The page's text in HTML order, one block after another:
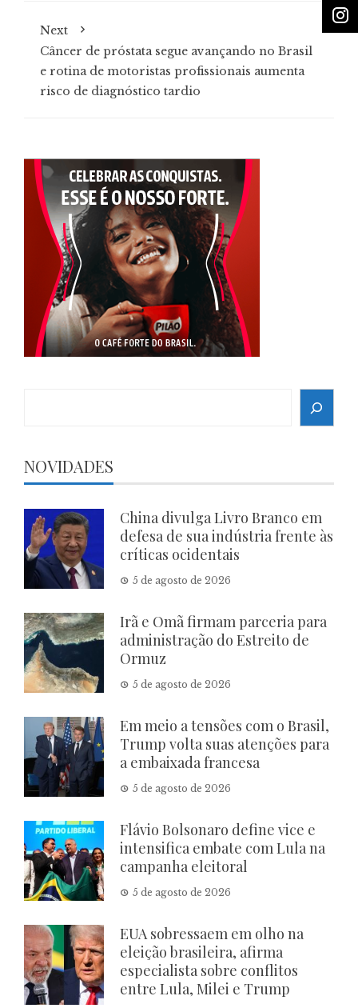
Next
Câncer de próstata segue avançando no Brasil
e rotina de motoristas profissionais aumenta
risco de diagnóstico tardio
NOVIDADES
China divulga Livro Branco em
defesa de sua indústria frente às
críticas ocidentais
5 de agosto de 2026
Irã e Omã firmam parceria para
administração do Estreito de
Ormuz
5 de agosto de 2026
Em meio a tensões com o Brasil,
Trump volta suas atenções para
a embaixada francesa
5 de agosto de 2026
Flávio Bolsonaro define vice e
intensifica embate com Lula na
campanha eleitoral
5 de agosto de 2026
EUA sobressaem em olho na
eleição brasileira, afirma
especialista sobre conflitos
entre Lula, Milei e Trump